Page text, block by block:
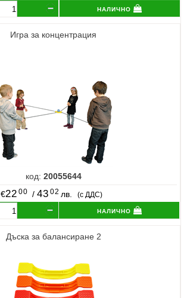
налично
Игра за концентрация
код: 20055644
€22 00 / 43 02 лв. (с ДДС)
налично
Дъска за балансиране 2